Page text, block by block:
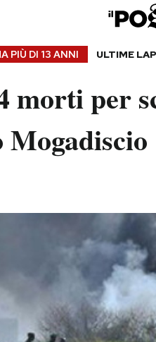
PIÙ DI 13 ANNI ULTIME
morti per